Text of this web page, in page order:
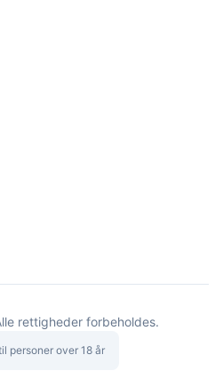
rettigheder forbeholdes.
personer over 18 år